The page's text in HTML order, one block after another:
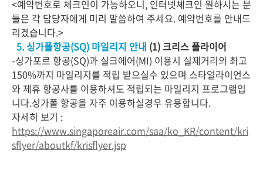
<예약번호로 체크인이 가능하오니, 인터넷체크인 원하시는 분
들은 각 담당자에게 미리 말씀하여 주세요. 예약번호를 안내드
리겠습니다.>
5. 싱가폴항공(SQ) 마일리지 안내 (1) 크리스 플라이어
-싱가포르 항공(SQ)과 실크에어(MI) 이용시 실제거리의 최고
150%까지 마일리지를 적립 받으실수 있으며 스타얼라이언스
와 제휴 항공사를 이용하셔도 적립되는 마일리지 프로그램입
니다.싱가폴 항공을 자주 이용하실경우 유용합니다.
자세히 보기 :
https://www.singaporeair.com/saa/ko_KR/content/kri
sflyer/aboutkf/krisflyer.jsp